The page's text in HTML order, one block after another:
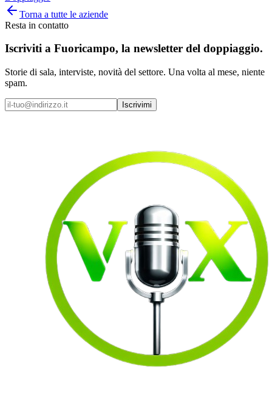
Torna a tutte le aziende
Resta in contatto
Iscriviti a Fuoricampo, la newsletter del doppiaggio.
Storie di sala, interviste, novità del settore. Una volta al mese, niente
spam.
Iscrivimi